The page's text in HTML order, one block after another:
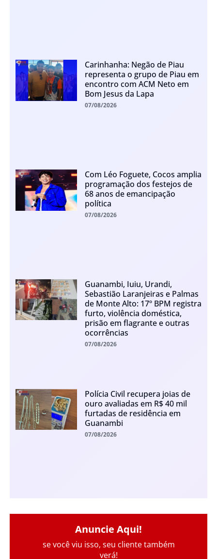
Carinhanha: Negão de Piau
representa o grupo de Piau em
encontro com ACM Neto em
Bom Jesus da Lapa
07/08/2026
Com Léo Foguete, Cocos amplia
programação dos festejos de
68 anos de emancipação
política
07/08/2026
Guanambi, Iuiu, Urandi,
Sebastião Laranjeiras e Palmas
de Monte Alto: 17º BPM registra
furto, violência doméstica,
prisão em flagrante e outras
ocorrências
07/08/2026
Polícia Civil recupera joias de
ouro avaliadas em R$ 40 mil
furtadas de residência em
Guanambi
07/08/2026
Anuncie Aqui!
se você viu isso, seu cliente também
verá!